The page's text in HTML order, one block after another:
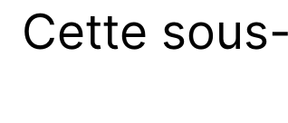
Cette